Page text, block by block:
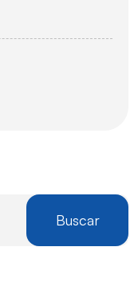
Buscar